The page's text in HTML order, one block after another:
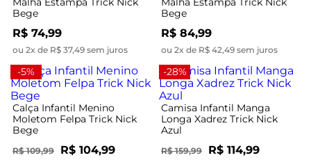
Bege
R$ 74,99
ou 2x de R$ 37,49 sem juros
Bege
R$ 84,99
ou 2x de R$ 42,49 sem juros
-5%
Calça Infantil Menino
Moletom Felpa Trick Nick
Bege
R$ 109,99 R$ 104,99
-28%
Camisa Infantil Manga
Longa Xadrez Trick Nick
Azul
R$ 159,99 R$ 114,99